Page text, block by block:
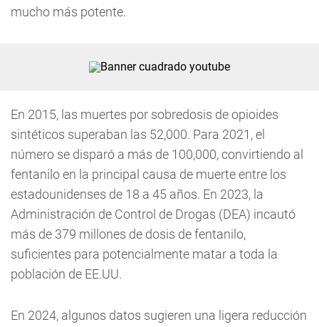
mucho más potente.
En 2015, las muertes por sobredosis de opioides
sintéticos superaban las 52,000. Para 2021, el
número se disparó a más de 100,000, convirtiendo al
fentanilo en la principal causa de muerte entre los
estadounidenses de 18 a 45 años. En 2023, la
Administración de Control de Drogas (DEA) incautó
más de 379 millones de dosis de fentanilo,
suficientes para potencialmente matar a toda la
población de EE.UU.
En 2024, algunos datos sugieren una ligera reducción